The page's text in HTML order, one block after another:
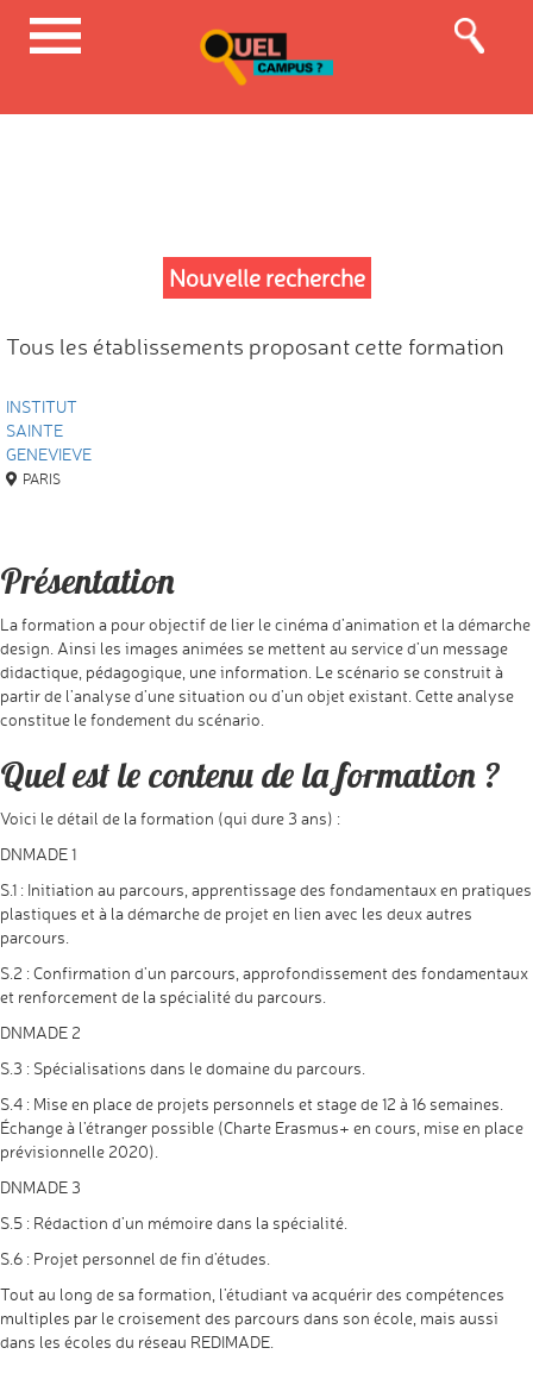
Nouvelle recherche
Tous les établissements proposant cette formation
INSTITUT
SAINTE
GENEVIEVE
PARIS
Présentation
La formation a pour objectif de lier le cinéma d’animation et la démarche
design. Ainsi les images animées se mettent au service d’un message
didactique, pédagogique, une information. Le scénario se construit à
partir de l’analyse d’une situation ou d’un objet existant. Cette analyse
constitue le fondement du scénario.
Quel est le contenu de la formation ?
Voici le détail de la formation (qui dure 3 ans) :
DNMADE 1
S.1 : Initiation au parcours, apprentissage des fondamentaux en pratiques
plastiques et à la démarche de projet en lien avec les deux autres
parcours.
S.2 : Confirmation d’un parcours, approfondissement des fondamentaux
et renforcement de la spécialité du parcours.
DNMADE 2
S.3 : Spécialisations dans le domaine du parcours.
S.4 : Mise en place de projets personnels et stage de 12 à 16 semaines.
Échange à l’étranger possible (Charte Erasmus+ en cours, mise en place
prévisionnelle 2020).
DNMADE 3
S.5 : Rédaction d’un mémoire dans la spécialité.
S.6 : Projet personnel de fin d’études.
Tout au long de sa formation, l’étudiant va acquérir des compétences
multiples par le croisement des parcours dans son école, mais aussi
dans les écoles du réseau REDIMADE.